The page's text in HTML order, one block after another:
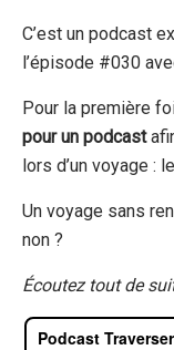
C’est un podcast
l’épisode #030
Pour la première
pour un podcast
lors d’un voyage :
Un voyage sans
non ?
Écoutez tout de